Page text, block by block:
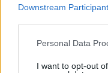
Downstream
Please note that this
not limited to your visit
Personal Data
I want to opt-out
ΤΑ ΠΙΟ